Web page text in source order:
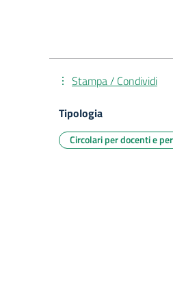
Stampa / Condividi
Tipologia
Circolari per docenti e